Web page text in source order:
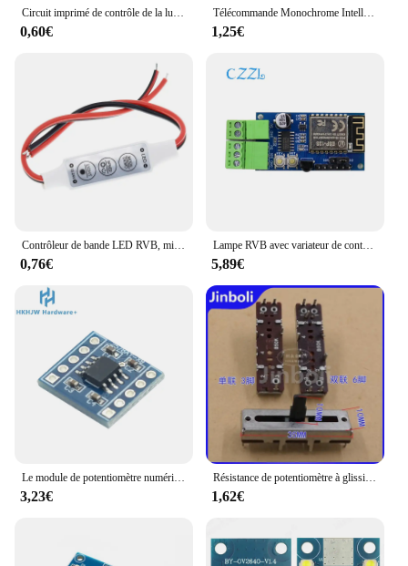
Circuit imprimé de contrôle de la lumière de la carte RVB, interrupteur à bouton, module de lampe de document, pilote à courant élevé, technologie de circuit Flash, 11 modes, DC 5-12V
0,60€
Télécommande Monochrome Intelligente DC, Minuterie RF RVB pour Bande de Feux de Course, Contrôleur de Gradateur LED 5-12V, 14 prédire
1,25€
Contrôleur de bande LED RVB, mini gradateur, contrôleur de document unique pour 5050, 3528, 5730, DC 12V, 24V
0,76€
Lampe RVB avec variateur de contrôleur, WiFi, ESP8266, WS2812
5,89€
3,23€
Résistance de potentiomètre à glissière droite, Fader de centre commercial simple à 3 broches, Longueur de poignée 10mm, 20K, 50K Ohm, B20K, B50K, 35mm, 3.5cm, 2 pièces
1,62€